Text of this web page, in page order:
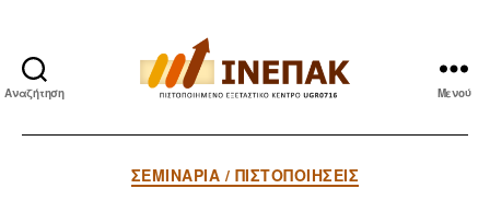
Αναζήτηση Μενού
Κατηγορίες
ΣΕΜΙΝΆΡΙΑ / ΠΙΣΤΟΠΟΙΉΣΕΙΣ